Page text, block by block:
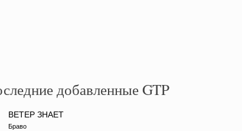
добавленные GTP
ВЕТЕР ЗНАЕТ
Браво